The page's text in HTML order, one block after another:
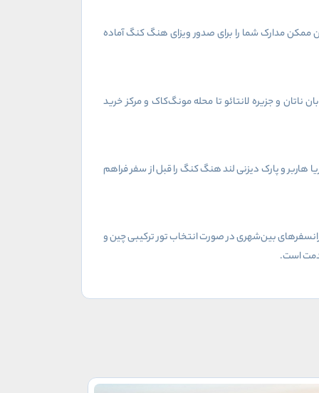
ممکن مدارک شما را برای صدور ویزای هنگ کنگ آماده
و جزیره لانتائو تا محله مونگ‌کاک و مرکز خرید
و پارک دیزنی لند هنگ کنگ را قبل از سفر فراهم
بین‌شهری در صورت انتخاب تور ترکیبی چین و
است.